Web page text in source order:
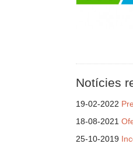
Notícies
19-02-2022
18-08-2021
25-10-2019